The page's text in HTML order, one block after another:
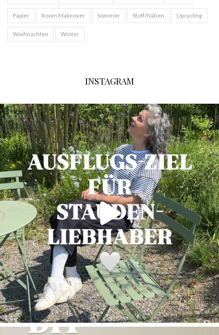
Papier Room Makeover Sommer Stoff/Nähen Upcycling
Weihnachten Winter
INSTAGRAM